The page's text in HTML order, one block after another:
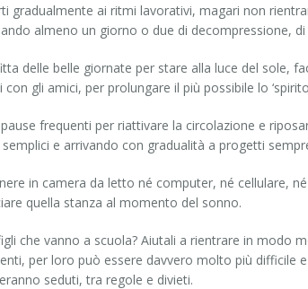
gradualmente ai ritmi lavorativi, magari non
almeno un giorno o due di decompressione, di
delle belle giornate per stare alla luce del sole,
gli amici, per prolungare il più possibile lo
frequenti per riattivare la circolazione e
e arrivando con gradualità a progetti
in camera da letto né computer, né cellulare,
quella stanza al momento del sonno.
che vanno a scuola? Aiutali a rientrare in modo
per loro può essere davvero molto più difficile
seduti, tra regole e divieti.